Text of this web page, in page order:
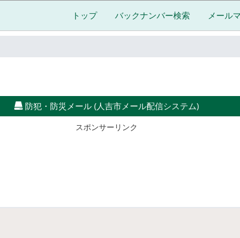
トップ バックナンバー検索 メール
防犯・防災メール (人吉市メール配信システム)
スポンサーリンク